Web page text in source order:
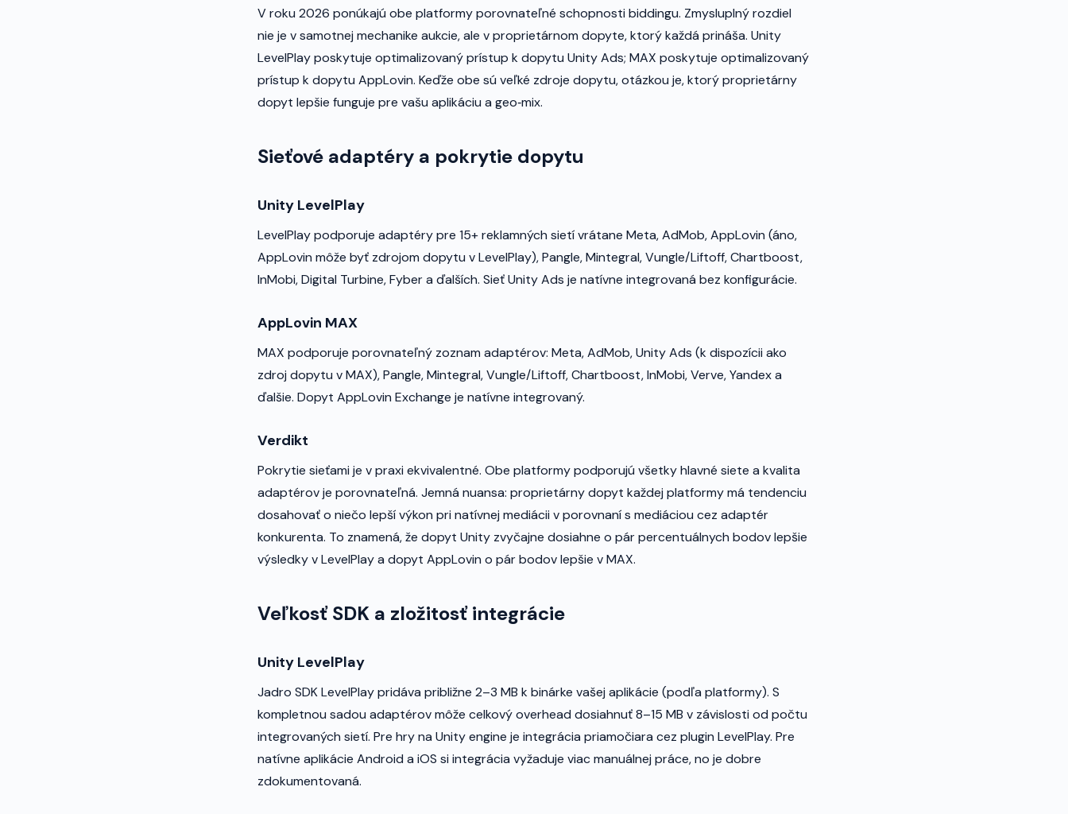
V roku 2026 ponúkajú obe platformy porovnateľné schopnosti biddingu. Zmysluplný rozdiel
nie je v samotnej mechanike aukcie, ale v proprietárnom dopyte, ktorý každá prináša. Unity
LevelPlay poskytuje optimalizovaný prístup k dopytu Unity Ads; MAX poskytuje optimalizovaný
prístup k dopytu AppLovin. Keďže obe sú veľké zdroje dopytu, otázkou je, ktorý proprietárny
dopyt lepšie funguje pre vašu aplikáciu a geo‑mix.
Sieťové adaptéry a pokrytie dopytu
Unity LevelPlay
LevelPlay podporuje adaptéry pre 15+ reklamných sietí vrátane Meta, AdMob, AppLovin (áno,
AppLovin môže byť zdrojom dopytu v LevelPlay), Pangle, Mintegral, Vungle/Liftoff, Chartboost,
InMobi, Digital Turbine, Fyber a ďalších. Sieť Unity Ads je natívne integrovaná bez konfigurácie.
AppLovin MAX
MAX podporuje porovnateľný zoznam adaptérov: Meta, AdMob, Unity Ads (k dispozícii ako
zdroj dopytu v MAX), Pangle, Mintegral, Vungle/Liftoff, Chartboost, InMobi, Verve, Yandex a
ďalšie. Dopyt AppLovin Exchange je natívne integrovaný.
Verdikt
Pokrytie sieťami je v praxi ekvivalentné. Obe platformy podporujú všetky hlavné siete a kvalita
adaptérov je porovnateľná. Jemná nuansa: proprietárny dopyt každej platformy má tendenciu
dosahovať o niečo lepší výkon pri natívnej mediácii v porovnaní s mediáciou cez adaptér
konkurenta. To znamená, že dopyt Unity zvyčajne dosiahne o pár percentuálnych bodov lepšie
výsledky v LevelPlay a dopyt AppLovin o pár bodov lepšie v MAX.
Veľkosť SDK a zložitosť integrácie
Unity LevelPlay
Jadro SDK LevelPlay pridáva približne 2–3 MB k binárke vašej aplikácie (podľa platformy). S
kompletnou sadou adaptérov môže celkový overhead dosiahnuť 8–15 MB v závislosti od počtu
integrovaných sietí. Pre hry na Unity engine je integrácia priamočiara cez plugin LevelPlay. Pre
natívne aplikácie Android a iOS si integrácia vyžaduje viac manuálnej práce, no je dobre
zdokumentovaná.